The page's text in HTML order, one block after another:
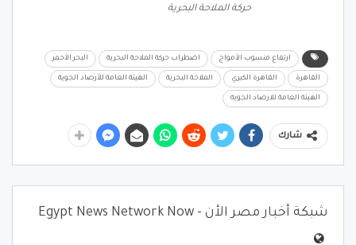
حركة الملاحة البحرية
ارتفاع منسوب الأمواج اضطراب حركة الملاحة البحرية البحر الأحمر
القاهرة القاهرة الكبري الملاحة البحرية الهيئة العامة للأرصاد الجوية
الهيئة العامة للارصاد الجوية
شارك
شبكة أخبار مصر الأن - Egypt News Network Now